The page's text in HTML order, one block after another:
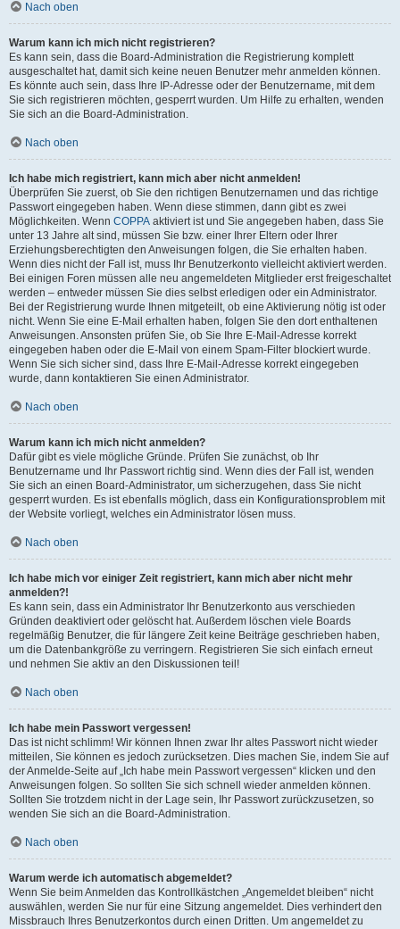
Nach oben
Warum kann ich mich nicht registrieren?
Es kann sein, dass die Board-Administration die Registrierung komplett
ausgeschaltet hat, damit sich keine neuen Benutzer mehr anmelden können.
Es könnte auch sein, dass Ihre IP-Adresse oder der Benutzername, mit dem
Sie sich registrieren möchten, gesperrt wurden. Um Hilfe zu erhalten, wenden
Sie sich an die Board-Administration.
Nach oben
Ich habe mich registriert, kann mich aber nicht anmelden!
Überprüfen Sie zuerst, ob Sie den richtigen Benutzernamen und das richtige
Passwort eingegeben haben. Wenn diese stimmen, dann gibt es zwei
Möglichkeiten. Wenn COPPA aktiviert ist und Sie angegeben haben, dass Sie
unter 13 Jahre alt sind, müssen Sie bzw. einer Ihrer Eltern oder Ihrer
Erziehungsberechtigten den Anweisungen folgen, die Sie erhalten haben.
Wenn dies nicht der Fall ist, muss Ihr Benutzerkonto vielleicht aktiviert werden.
Bei einigen Foren müssen alle neu angemeldeten Mitglieder erst freigeschaltet
werden – entweder müssen Sie dies selbst erledigen oder ein Administrator.
Bei der Registrierung wurde Ihnen mitgeteilt, ob eine Aktivierung nötig ist oder
nicht. Wenn Sie eine E-Mail erhalten haben, folgen Sie den dort enthaltenen
Anweisungen. Ansonsten prüfen Sie, ob Sie Ihre E-Mail-Adresse korrekt
eingegeben haben oder die E-Mail von einem Spam-Filter blockiert wurde.
Wenn Sie sich sicher sind, dass Ihre E-Mail-Adresse korrekt eingegeben
wurde, dann kontaktieren Sie einen Administrator.
Nach oben
Warum kann ich mich nicht anmelden?
Dafür gibt es viele mögliche Gründe. Prüfen Sie zunächst, ob Ihr
Benutzername und Ihr Passwort richtig sind. Wenn dies der Fall ist, wenden
Sie sich an einen Board-Administrator, um sicherzugehen, dass Sie nicht
gesperrt wurden. Es ist ebenfalls möglich, dass ein Konfigurationsproblem mit
der Website vorliegt, welches ein Administrator lösen muss.
Nach oben
Ich habe mich vor einiger Zeit registriert, kann mich aber nicht mehr
anmelden?!
Es kann sein, dass ein Administrator Ihr Benutzerkonto aus verschieden
Gründen deaktiviert oder gelöscht hat. Außerdem löschen viele Boards
regelmäßig Benutzer, die für längere Zeit keine Beiträge geschrieben haben,
um die Datenbankgröße zu verringern. Registrieren Sie sich einfach erneut
und nehmen Sie aktiv an den Diskussionen teil!
Nach oben
Ich habe mein Passwort vergessen!
Das ist nicht schlimm! Wir können Ihnen zwar Ihr altes Passwort nicht wieder
mitteilen, Sie können es jedoch zurücksetzen. Dies machen Sie, indem Sie auf
der Anmelde-Seite auf „Ich habe mein Passwort vergessen“ klicken und den
Anweisungen folgen. So sollten Sie sich schnell wieder anmelden können.
Sollten Sie trotzdem nicht in der Lage sein, Ihr Passwort zurückzusetzen, so
wenden Sie sich an die Board-Administration.
Nach oben
Warum werde ich automatisch abgemeldet?
Wenn Sie beim Anmelden das Kontrollkästchen „Angemeldet bleiben“ nicht
auswählen, werden Sie nur für eine Sitzung angemeldet. Dies verhindert den
Missbrauch Ihres Benutzerkontos durch einen Dritten. Um angemeldet zu